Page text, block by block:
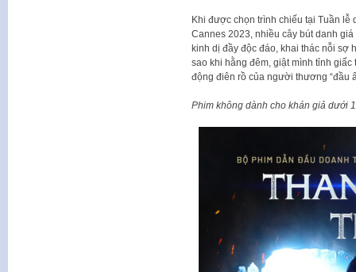
Khi được chọn trình chiếu tại Tuần lễ
Cannes 2023, nhiều cây bút danh
kinh dị đầy độc đáo, khai thác nỗi sợ
sao khi hằng đêm, giật mình tỉnh
động điên rồ của người thương “đầu
Phim không dành cho khán giả dưới